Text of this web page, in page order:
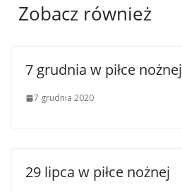
Zobacz również
7 grudnia w piłce nożnej
7 grudnia 2020
29 lipca w piłce nożnej